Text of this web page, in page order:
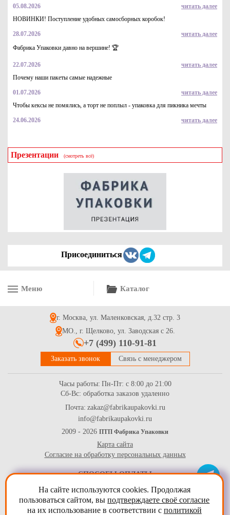
Нож одноразовый пластиковый белый для продуктов
1.6 Купить
Трубочки коктейльные, 210*7мм
Креманка для десертов, 200 мл
Стаканчики бумажные однослойные для горячих напитков,
05.08.2026
читать далее
НОВИНКИ! Поступление удобных самосборных коробок!
28.07.2026
читать далее
Фабрика Упаковки давно на вершине! 🏆
22.07.2026
читать далее
Почему наши пакеты самые надежные
01.07.2026
читать далее
Чтобы кексы не помялись, а торт не поплыл - упаковка для пикника мечты
24.06.2026 читать далее
Презентации (смотреть всё)
Присоединиться
Меню Каталог
г. Москва, ул. Маленковская, д.32 стр. 3
МО., г. Щелково, ул. Заводская с 26.
+7 (499) 110-91-81
Заказать звонок Связь с менеджером
Часы работы: Пн-Пт: с 8:00 до 21:00
Сб-Вс: обработка заказов удаленно
Почта: zakaz@fabrikaupakovki.ru
info@fabrikaupakovki.ru
2009 - 2026 ПТП Фабрика Упаковки
Карта сайта
Согласие на обработку персональных данных
СПОСОБЫ ОПЛАТЫ
На сайте используются cookies. Продолжая
пользоваться сайтом, выподтверждаете своё согласие
на их использование в соответствии с политикой